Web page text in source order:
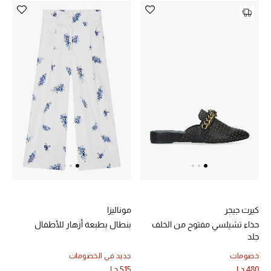
الهدايا
هدايا للأطفال
مستلزمات البنات (2 - 14 سنة)
كيرت جيجر
حذاء تشيلسي مفتوح من الخلف
جلد
خصومات
موناليزا
بنطال بطبعة أزهار للأطفال
جديد في الخصومات